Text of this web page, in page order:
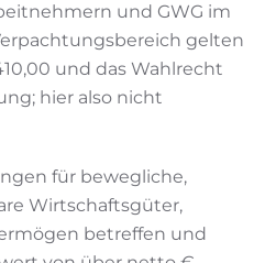
und GWG im
gelten
und das Wahlrecht
hier also nicht
für bewegliche,
Wirtschaftsgüter,
betreffen und